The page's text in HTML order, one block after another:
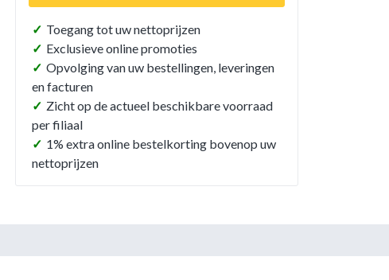
✓ Toegang tot uw nettoprijzen
✓ Exclusieve online promoties
✓ Opvolging van uw bestellingen, leveringen
en facturen
✓ Zicht op de actueel beschikbare voorraad
per filiaal
✓ 1% extra online bestelkorting bovenop uw
nettoprijzen